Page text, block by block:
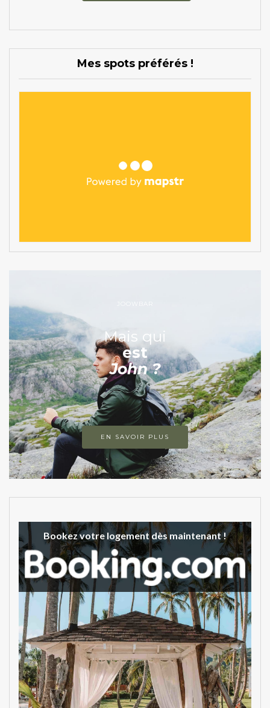
Mes spots préférés !
JOOWBAR
Mais qui
est
John ?
EN SAVOIR PLUS
Bookez votre logement dès maintenant !